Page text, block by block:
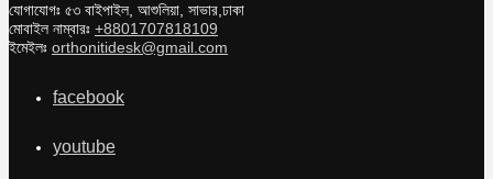
যোগাযোগঃ ৫৩ বাইপাইল, আশুলিয়া, সাভার,ঢাকা
মোবাইল নাম্বারঃ +8801707818109
ইমেইলঃ orthonitidesk@gmail.com
facebook
youtube